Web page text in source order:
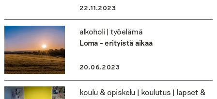
22.11.2023
alkoholi | työelämä
Loma – erityistä aikaa
20.06.2023
koulu & opiskelu | koulutus | lapset &